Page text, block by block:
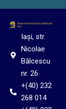
Iași, str.
Nicolae
Bălcescu
nr. 26
+(40) 232
268 014